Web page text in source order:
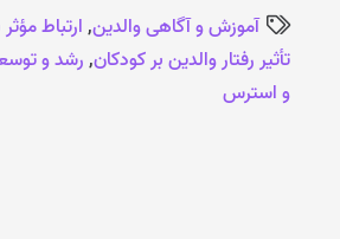
آموزش و آگاهی والدین,ارتباط
تأثیر رفتار والدین بر کودکان,رشد و
و استرس